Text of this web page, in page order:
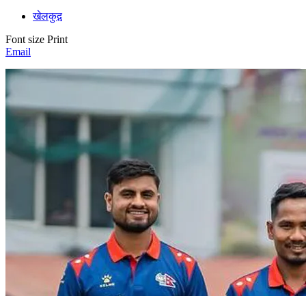
खेलकुद़़
Font size Print
Email